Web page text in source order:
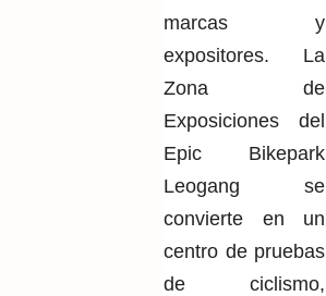
marcas y
expositores. La
Zona de
Exposiciones del
Epic Bikepark
Leogang se
convierte en un
centro de pruebas
de ciclismo,